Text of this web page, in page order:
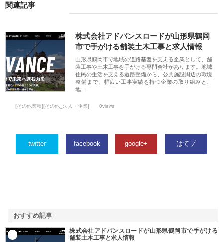
関連記事
株式会社アドバンスロードが山形県鶴岡
市で手がける舗装土木工事と求人情報
山形県鶴岡市で地域の道路基盤を支える企業として、舗
装工事や土木工事を手がける専門会社があります。地域
住民の生活を支える道路整備から、公共施設周辺の環境
整備まで、幅広い工事実績を持つ企業の取り組みと、
地…
[その他業種][その他_法人・企業] 0views
twitter facebook google+ はてブ
おすすめ記事
株式会社アドバンスロードが山形県鶴岡市で手がける
舗装土木工事と求人情報